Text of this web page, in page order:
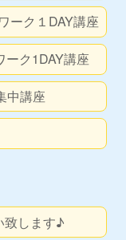
ーク１DAY講座
ーク1DAY講座
中講座
します♪